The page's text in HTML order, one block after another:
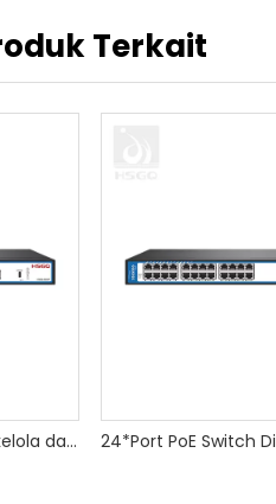
Terkait
Sakelar PoE 24*port 2.5G Dikelola dalam CCTV